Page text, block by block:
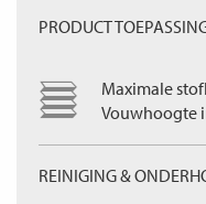
PRODUCT
Maximale
Vouwhoogte
REINIGING &